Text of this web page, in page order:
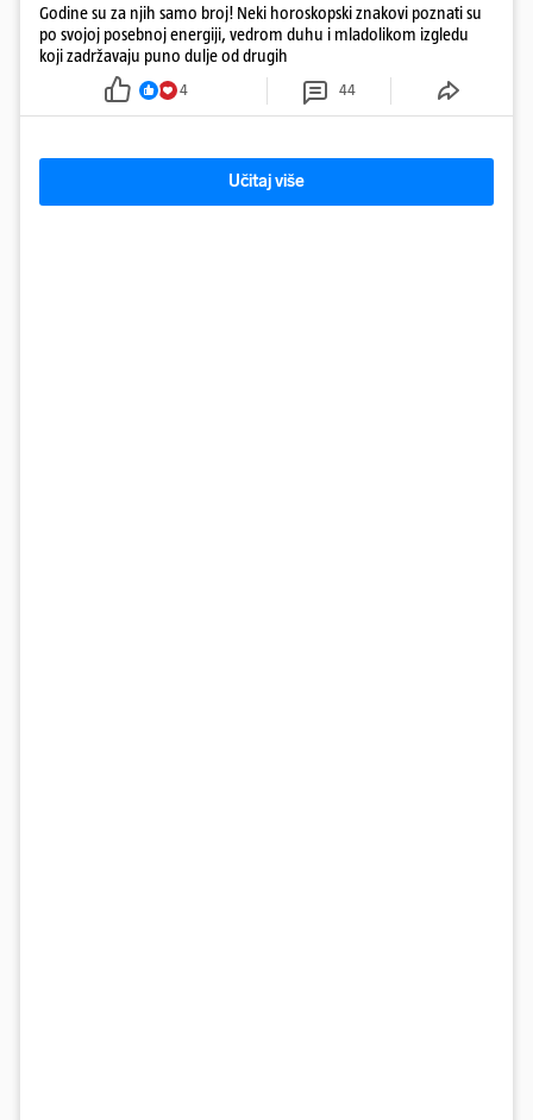
Godine su za njih samo broj! Neki horoskopski znakovi poznati su
po svojoj posebnoj energiji, vedrom duhu i mladolikom izgledu
koji zadržavaju puno dulje od drugih
4 44
Učitaj više